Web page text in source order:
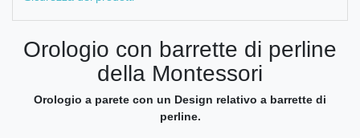
Orologio con barrette di perline
della Montessori
Orologio a parete con un Design relativo a barrette di
perline.